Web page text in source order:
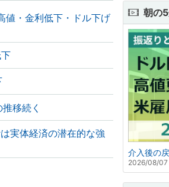
・金利低下・ドル下げ
移続く
実体経済の潜在的な強
朝の
介入後の
2026/08/07